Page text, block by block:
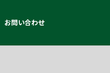
お問い合わせ